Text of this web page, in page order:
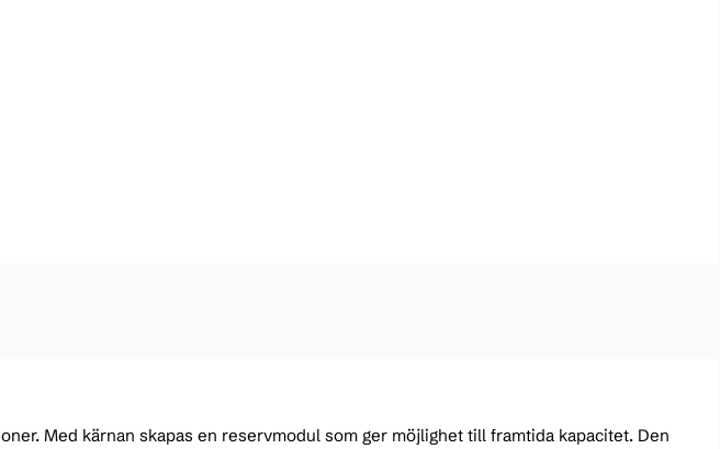
Med kärnan skapas en reservmodul som ger möjlighet till framtida kapacitet. Den